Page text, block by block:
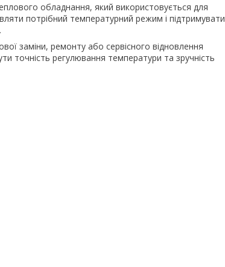
обладнання, який використовується для
потрібний температурний режим і підтримувати
заміни, ремонту або сервісного відновлення
точність регулювання температури та зручність